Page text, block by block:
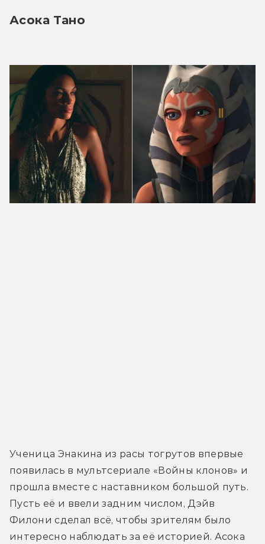
Асока Тано
Ученица Энакина из расы тогрутов впервые
появилась в мультсериале «Войны клонов» и
прошла вместе с наставником большой путь.
Пусть её и ввели задним числом, Дэйв
Филони сделал всё, чтобы зрителям было
интересно наблюдать за её историей. Асока